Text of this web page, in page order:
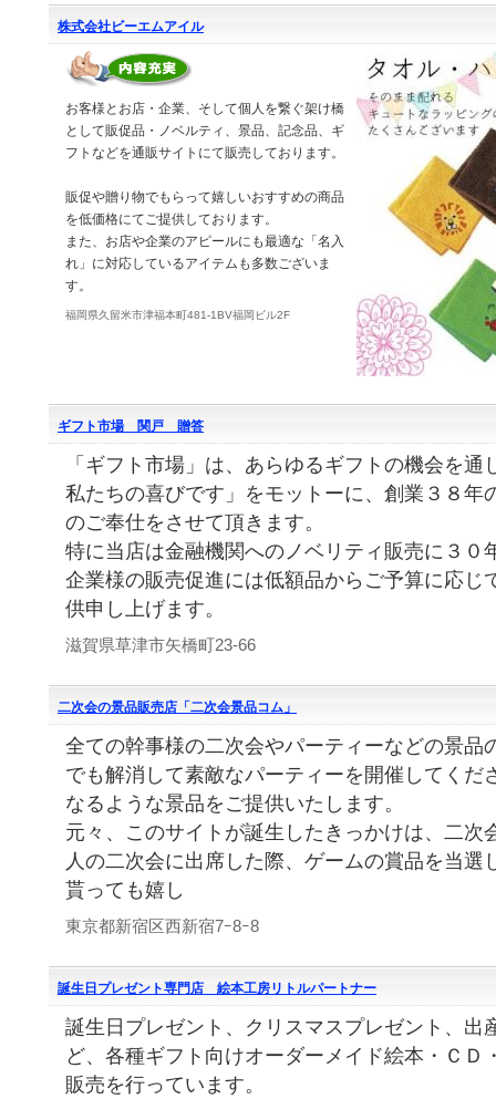
株式会社ビーエムアイル
お客様とお店・企業、そして個人を繋ぐ架け橋
として販促品・ノベルティ、景品、記念品、ギ
フトなどを通販サイトにて販売しております。
販促や贈り物でもらって嬉しいおすすめの商品
を低価格にてご提供しております。
また、お店や企業のアピールにも最適な「名入
れ」に対応しているアイテムも多数ございま
す。
福岡県久留米市津福本町481-1BV福岡ビル2F
ギフト市場 関戸 贈答
「ギフト市場」は、あらゆるギフトの機会を通
私たちの喜びです」をモットーに、創業３８年
のご奉仕をさせて頂きます。
特に当店は金融機関へのノベリティ販売に３０
企業様の販売促進には低額品からご予算に応じ
供申し上げます。
滋賀県草津市矢橋町23-66
二次会の景品販売店「二次会景品コム」
全ての幹事様の二次会やパーティーなどの景品
でも解消して素敵なパーティーを開催してくだ
なるような景品をご提供いたします。
元々、このサイトが誕生したきっかけは、二次
人の二次会に出席した際、ゲームの賞品を当選
貰っても嬉し
東京都新宿区西新宿7ｰ8ｰ8
誕生日プレゼント専門店 絵本工房リトルパートナー
誕生日プレゼント、クリスマスプレゼント、出
ど、各種ギフト向けオーダーメイド絵本・ＣＤ
販売を行っています。